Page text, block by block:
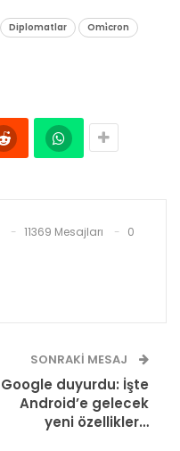
Diplomatlar
Omi̇cron
11369 Mesajları
0
SONRAKI MESAJ
Google duyurdu: İşte
Android’e gelecek
yeni özellikler…